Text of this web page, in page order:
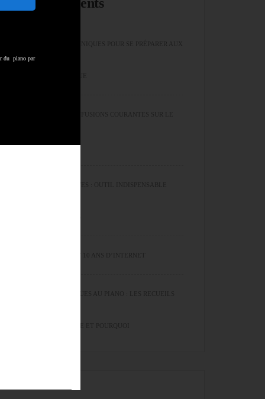
LES EXERCICES TECHNIQUES POUR SE PRÉPARER AUX
LES ERREURS ET CONFUSIONS COURANTES SUR LE
CYCLE DES QUINTES
LE CYCLE DES QUINTES : OUTIL INDISPENSABLE
50 ANS SUR TERRE ET 10 ANS D’INTERNET
EXERCICES TECHNIQUES AU PIANO : LES RECUEILS
QUE JE RECOMMANDE ET POURQUOI
du piano par